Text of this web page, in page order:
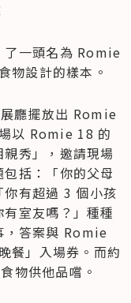
了一頭名為 Romie
物設計的樣本。
廳擺放出 Romie
以 Romie 18 的
秀」，邀請現場
括：「你的父母
有超過 3 個小孩
室友嗎？」種種
，答案與 Romie
餐」入場券。而約
物供他品嚐。